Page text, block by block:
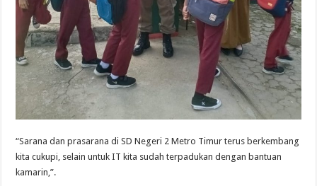
“Sarana dan prasarana di SD Negeri 2 Metro Timur terus berkembang
kita cukupi, selain untuk IT kita sudah terpadukan dengan bantuan
kamarin,”.